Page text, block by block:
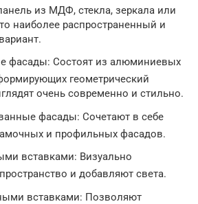
из МДФ, стекла, зеркала или
наиболее распространенный и
фасады: Состоят из алюминиевых
геометрический
очень современно и стильно.
фасады: Сочетают в себе
и профильных фасадов.
вставками: Визуально
и добавляют света.
вставками: Позволяют